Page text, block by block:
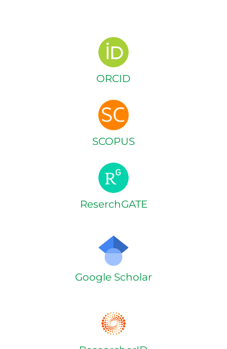
ORCID
SCOPUS
ReserchGATE
Google Scholar